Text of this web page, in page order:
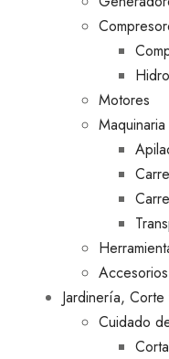
Motores
Accesorios
Jardinería,
Cuidado